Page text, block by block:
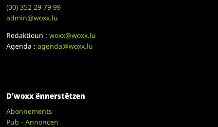
(00)352 29 79 99
admin@woxx.lu
Redaktioun :woxx@woxx.lu
Agenda :agenda@woxx.lu
D’woxx ënnerstëtzen
Abonnements
Pub - Annoncen